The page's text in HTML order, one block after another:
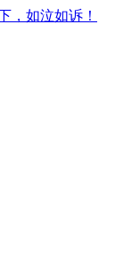
，如泣如诉！